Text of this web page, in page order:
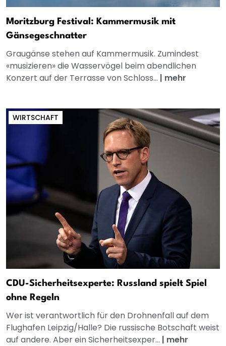
Moritzburg Festival: Kammermusik mit
Gänsegeschnatter
Graugänse stehen auf Kammermusik. Zumindest
«musizieren» die Wasservögel beim abendlichen
Konzert auf der Terrasse von Schloss... | mehr
WIRTSCHAFT
CDU-Sicherheitsexperte: Russland spielt Spiel
ohne Regeln
Wer ist verantwortlich für den Drohnenfall auf dem
Flughafen Leipzig/Halle? Die russische Botschaft weist
auf andere. Aber ein Sicherheitsexper... | mehr